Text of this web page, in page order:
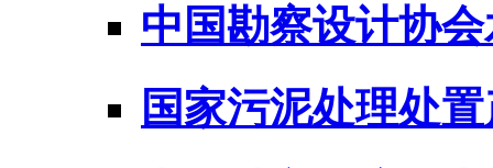
中国勘察设计协
国家污泥处理处